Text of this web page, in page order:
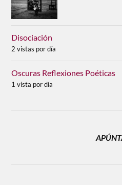
Disociación
2 vistas por día
Oscuras Reflexiones Poéticas
1 vista por día